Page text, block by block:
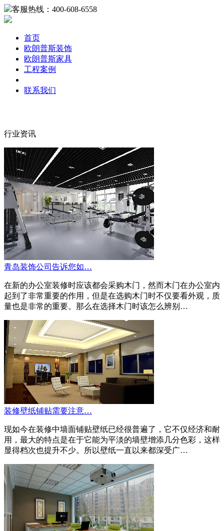
客服热线：400-608-6558
首页
欧朗普斯装饰
欧朗普斯家具
工程案例
联系我们
行业资讯
青岛装饰公司告诉您如…
在新的办公室装修时应该都会采购木门，然而木门在办公室内
起到了非常重要的作用，但是在选购木门时不仅要看外观，质
量也是非常的重要。那么在选择木门时该怎么辨别…
装修壁纸铺贴需要注意…
现如今在装修中墙面铺贴壁纸已经很普遍了，它不仅经济和耐
用，最大的特点是在于它能为平淡的墙壁增添几分色彩，这样
显得档次也提升不少。所以壁纸一直以来都深受广…